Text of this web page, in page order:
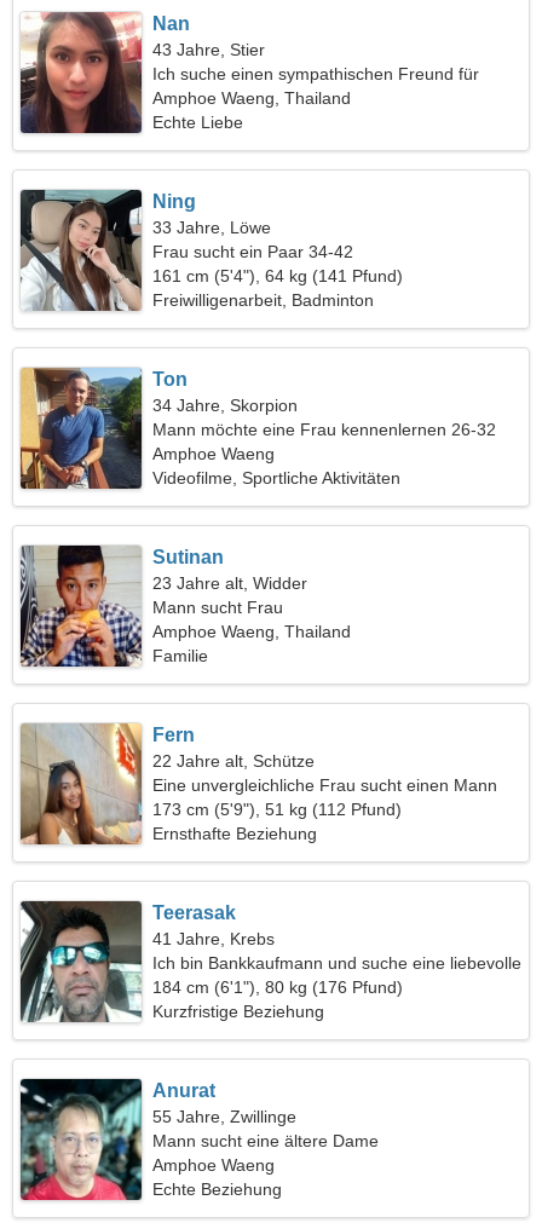
Nan
43 Jahre, Stier
Ich suche einen sympathischen Freund für
Romantik
Amphoe Waeng, Thailand
Echte Liebe
Ning
33 Jahre, Löwe
Frau sucht ein Paar 34-42
161 cm (5'4"), 64 kg (141 Pfund)
Freiwilligenarbeit, Badminton
Ton
34 Jahre, Skorpion
Mann möchte eine Frau kennenlernen 26-32
Amphoe Waeng
Videofilme, Sportliche Aktivitäten
Sutinan
23 Jahre alt, Widder
Mann sucht Frau
Amphoe Waeng, Thailand
Familie
Fern
22 Jahre alt, Schütze
Eine unvergleichliche Frau sucht einen Mann
173 cm (5'9"), 51 kg (112 Pfund)
Ernsthafte Beziehung
Teerasak
41 Jahre, Krebs
Ich bin Bankkaufmann und suche eine liebevolle
Frau
184 cm (6'1"), 80 kg (176 Pfund)
Kurzfristige Beziehung
Anurat
55 Jahre, Zwillinge
Mann sucht eine ältere Dame
Amphoe Waeng
Echte Beziehung